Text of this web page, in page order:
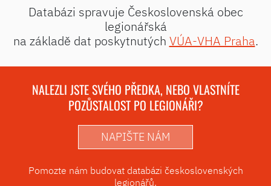
Databázi spravuje Československá obec
legionářská
na základě dat poskytnutých VÚA-VHA Praha.
NALEZLI JSTE SVÉHO PŘEDKA, NEBO VLASTNÍTE
POZŮSTALOST PO LEGIONÁŘI?
NAPIŠTE NÁM
Pomozte nám budovat databázi československých
legionářů.